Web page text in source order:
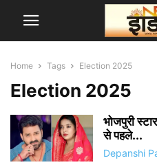
Home Tags Election 2025
Election 2025
भोजपुरी
से पहले...
Depanshi